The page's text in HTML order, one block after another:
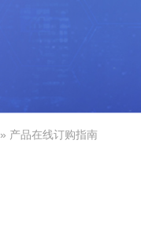
» 产品在线订购指南